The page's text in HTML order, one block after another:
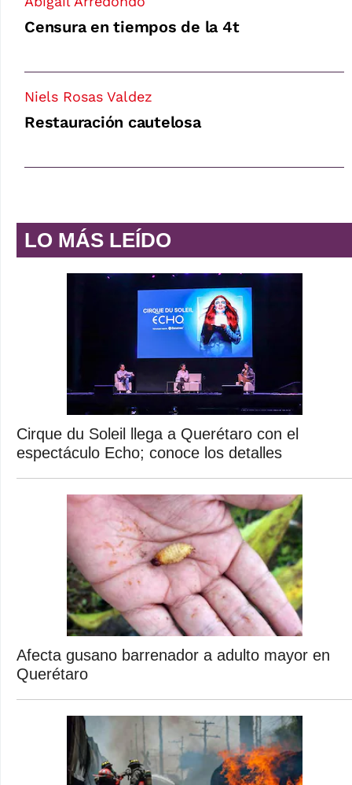
Censura en tiempos de la 4t
Niels Rosas Valdez
Restauración cautelosa
LO MÁS LEÍDO
Cirque du Soleil llega a Querétaro con el
espectáculo Echo; conoce los detalles
Afecta gusano barrenador a adulto mayor en
Querétaro